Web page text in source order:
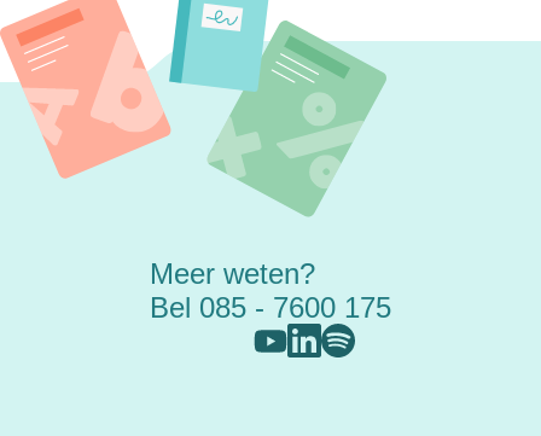
Meer weten?
Bel 085 - 7600 175